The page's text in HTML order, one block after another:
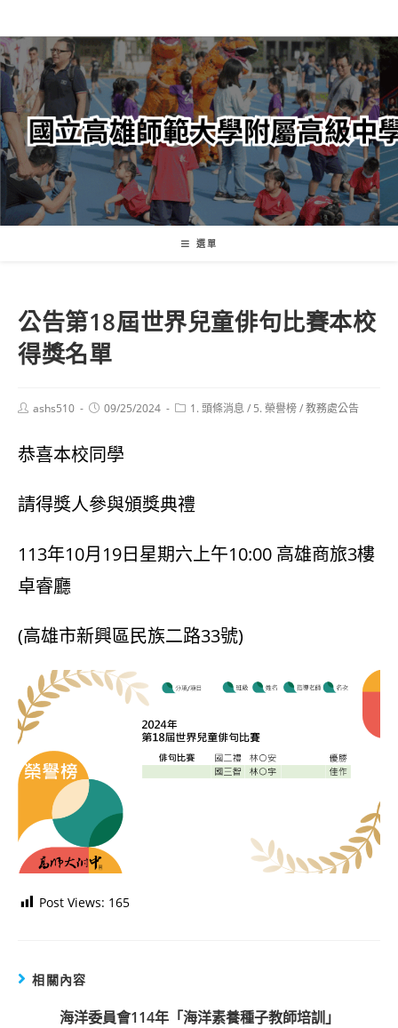
轉
至
主
內
容
選單
公告第18屆世界兒童俳句比賽本校
得獎名單
Postashs510
Post09/25/2024
Post1. 頭條消息 / 5. 榮譽榜/教務處公告
恭喜本校同學
請得獎人參與頒獎典禮
113年10月19日星期六上午10:00 高雄商旅3樓
卓睿廳
(高雄市新興區民族二路33號)
Post Views: 165
相關內容
海洋委員會114年「海洋素養種子教師培訓」